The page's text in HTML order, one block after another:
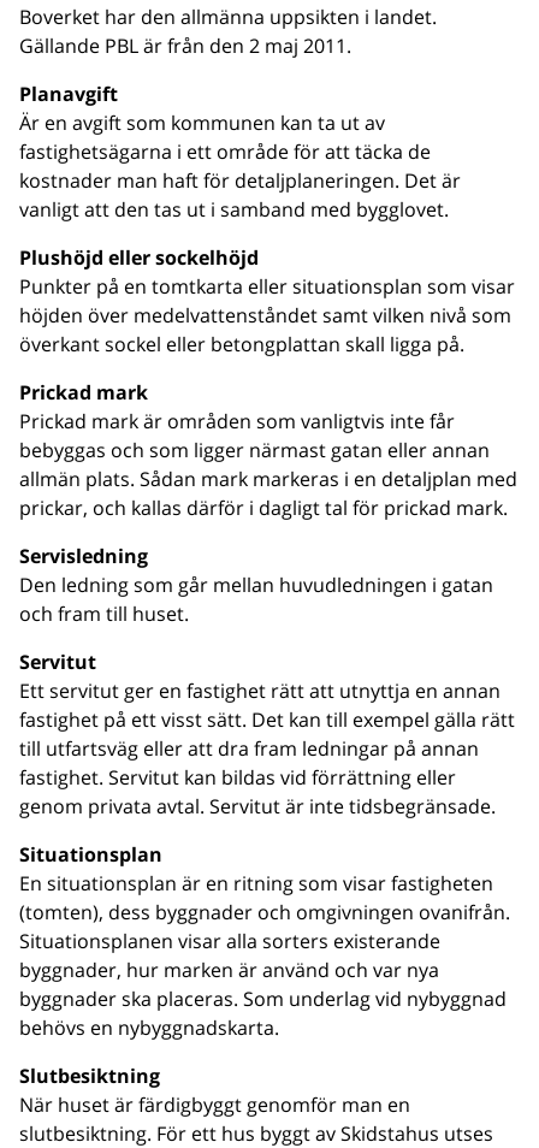
Boverket har den allmänna uppsikten i landet.
Gällande PBL är från den 2 maj 2011.
Planavgift
Är en avgift som kommunen kan ta ut av
fastighetsägarna i ett område för att täcka de
kostnader man haft för detaljplaneringen. Det är
vanligt att den tas ut i samband med bygglovet.
Plushöjd eller sockelhöjd
Punkter på en tomtkarta eller situationsplan som visar
höjden över medelvattenståndet samt vilken nivå som
överkant sockel eller betongplattan skall ligga på.
Prickad mark
Prickad mark är områden som vanligtvis inte får
bebyggas och som ligger närmast gatan eller annan
allmän plats. Sådan mark markeras i en detaljplan med
prickar, och kallas därför i dagligt tal för prickad mark.
Servisledning
Den ledning som går mellan huvudledningen i gatan
och fram till huset.
Servitut
Ett servitut ger en fastighet rätt att utnyttja en annan
fastighet på ett visst sätt. Det kan till exempel gälla rätt
till utfartsväg eller att dra fram ledningar på annan
fastighet. Servitut kan bildas vid förrättning eller
genom privata avtal. Servitut är inte tidsbegränsade.
Situationsplan
En situationsplan är en ritning som visar fastigheten
(tomten), dess byggnader och omgivningen ovanifrån.
Situationsplanen visar alla sorters existerande
byggnader, hur marken är använd och var nya
byggnader ska placeras. Som underlag vid nybyggnad
behövs en nybyggnadskarta.
Slutbesiktning
När huset är färdigbyggt genomför man en
slutbesiktning. För ett hus byggt av Skidstahus utses